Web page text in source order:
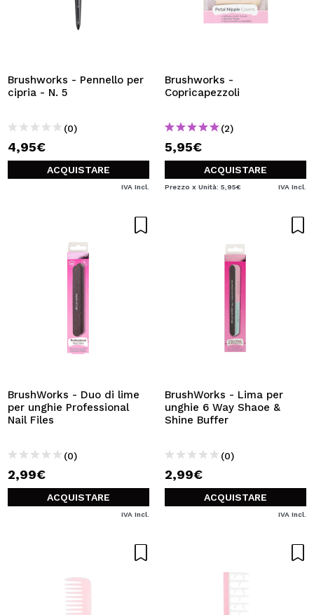
Brushworks - Pennello per
cipria - N. 5
(0)
4,95€
ACQUISTARE
IVA Incl.
Brushworks -
Copricapezzoli
(2)
5,95€
ACQUISTARE
Prezzo x Unità: 5,95€ IVA Incl.
BrushWorks - Duo di lime
per unghie Professional
Nail Files
(0)
2,99€
ACQUISTARE
IVA Incl.
BrushWorks - Lima per
unghie 6 Way Shaoe &
Shine Buffer
(0)
2,99€
ACQUISTARE
IVA Incl.